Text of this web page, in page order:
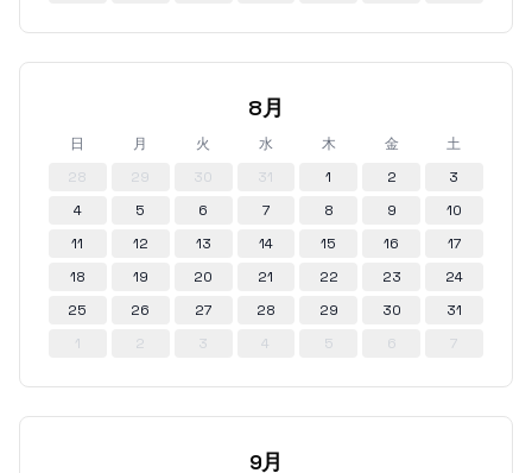
8月
日 月 火 水 木 金
土
28
29 30 31 1 2
3
4
5 6 7 8 9
10
11
12 13 14 15 16
17
18
19 20 21 22 23
24
25
26 27 28 29 30
31
1
2 3 4 5 6 7
9月